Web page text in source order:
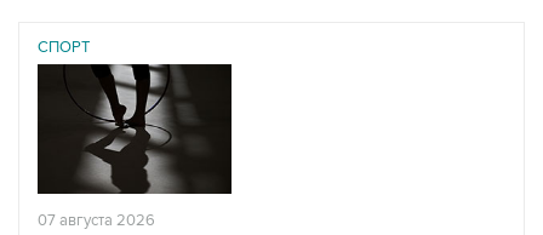
СПОРТ
07 августа 2026